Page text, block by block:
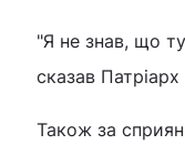
"Я не знав, що
сказав
Також за